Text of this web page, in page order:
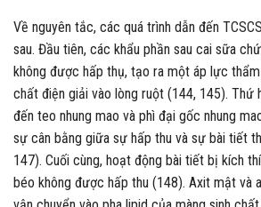
Về nguyên tắc, các quá trình dẫn đến
sau. Đầu tiên, các khẩu phần sau cai sữa
không được hấp thụ, tạo ra một áp lực
chất điện giải vào lòng ruột (144, 145). Thứ
đến teo nhung mao và phì đại gốc nhung
sự cân bằng giữa sự hấp thu và sự bài tiết
147). Cuối cùng, hoạt động bài tiết bị kích
béo không được hấp thu (148). Axit mật và